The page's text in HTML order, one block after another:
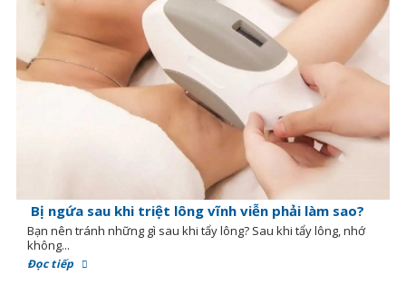
Bị ngứa sau khi triệt lông vĩnh viễn phải làm sao?
Bạn nên tránh những gì sau khi tẩy lông? Sau khi tẩy lông, nhớ
không...
Đọc tiếp